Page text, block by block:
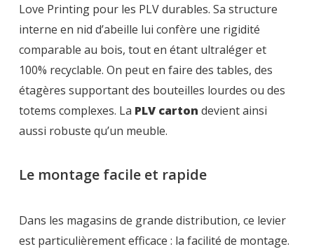
Love Printing pour les PLV durables. Sa structure
interne en nid d’abeille lui confère une rigidité
comparable au bois, tout en étant ultraléger et
100% recyclable. On peut en faire des tables, des
étagères supportant des bouteilles lourdes ou des
totems complexes. La PLV carton devient ainsi
aussi robuste qu’un meuble.
Le montage facile et rapide
Dans les magasins de grande distribution, ce levier
est particulièrement efficace : la facilité de montage.